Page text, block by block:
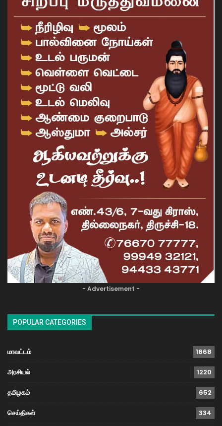
- Advertisement -
POPULAR CATEGORIES
மாவட்டம் 1868
அரசியல் 1220
தமிழகம் 652
செய்திகள் 334